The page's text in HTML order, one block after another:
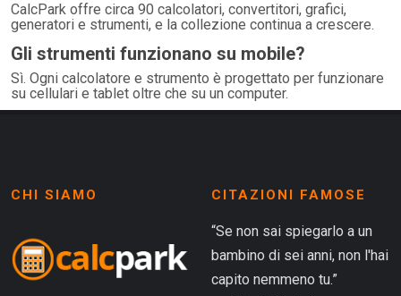
CalcPark offre circa 90 calcolatori, convertitori, grafici,
generatori e strumenti, e la collezione continua a crescere.
Gli strumenti funzionano su mobile?
Sì. Ogni calcolatore e strumento è progettato per funzionare
su cellulari e tablet oltre che su un computer.
CHI SIAMO CITAZIONI FAMOSE
“Se non sai spiegarlo a un
bambino di sei anni, non l'hai
capito nemmeno tu.”